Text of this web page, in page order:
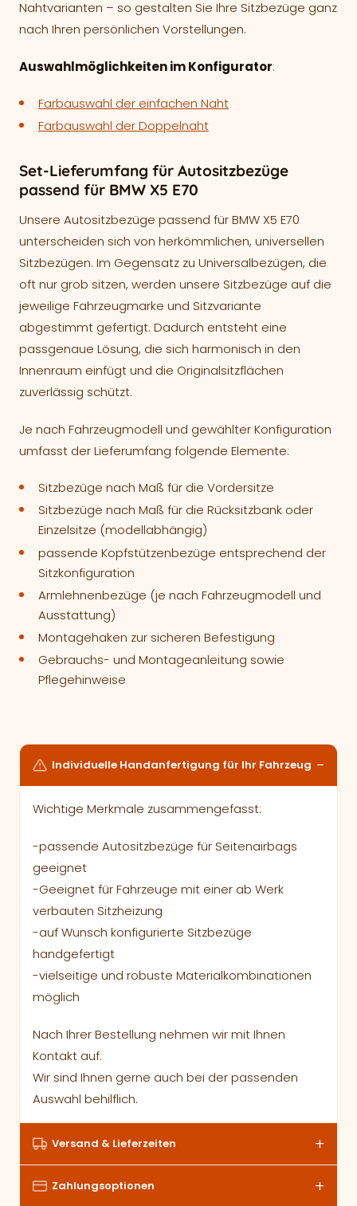
Nahtvarianten – so gestalten Sie Ihre Sitzbezüge ganz
nach Ihren persönlichen Vorstellungen.
Auswahlmöglichkeiten im Konfigurator:
Farbauswahl der einfachen Naht
Farbauswahl der Doppelnaht
Set-Lieferumfang für Autositzbezüge
passend für BMW X5 E70
Unsere Autositzbezüge passend für BMW X5 E70
unterscheiden sich von herkömmlichen, universellen
Sitzbezügen. Im Gegensatz zu Universalbezügen, die
oft nur grob sitzen, werden unsere Sitzbezüge auf die
jeweilige Fahrzeugmarke und Sitzvariante
abgestimmt gefertigt. Dadurch entsteht eine
passgenaue Lösung, die sich harmonisch in den
Innenraum einfügt und die Originalsitzflächen
zuverlässig schützt.
Je nach Fahrzeugmodell und gewählter Konfiguration
umfasst der Lieferumfang folgende Elemente:
Sitzbezüge nach Maß für die Vordersitze
Sitzbezüge nach Maß für die Rücksitzbank oder
Einzelsitze (modellabhängig)
passende Kopfstützenbezüge entsprechend der
Sitzkonfiguration
Armlehnenbezüge (je nach Fahrzeugmodell und
Ausstattung)
Montagehaken zur sicheren Befestigung
Gebrauchs- und Montageanleitung sowie
Pflegehinweise
Individuelle Handanfertigung für Ihr Fahrzeug
Wichtige Merkmale zusammengefasst:
-passende Autositzbezüge für Seitenairbags
geeignet
-Geeignet für Fahrzeuge mit einer ab Werk
verbauten Sitzheizung
-auf Wunsch konfigurierte Sitzbezüge
handgefertigt
-vielseitige und robuste Materialkombinationen
möglich
Nach Ihrer Bestellung nehmen wir mit Ihnen
Kontakt auf.
Wir sind Ihnen gerne auch bei der passenden
Auswahl behilflich.
Versand & Lieferzeiten
Zahlungsoptionen